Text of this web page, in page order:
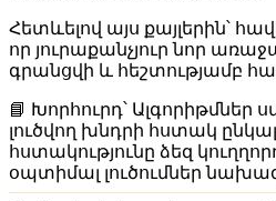
Հետևելով այս քայլերին՝
որ յուրաքանչյուր նոր
գրանցվի և հեշտությամբ
📘 Խորհուրդ՝ Ալգորիթմներ
լուծվող խնդրի հստակ
հստակությունը ձեզ
օպտիմալ լուծումներ